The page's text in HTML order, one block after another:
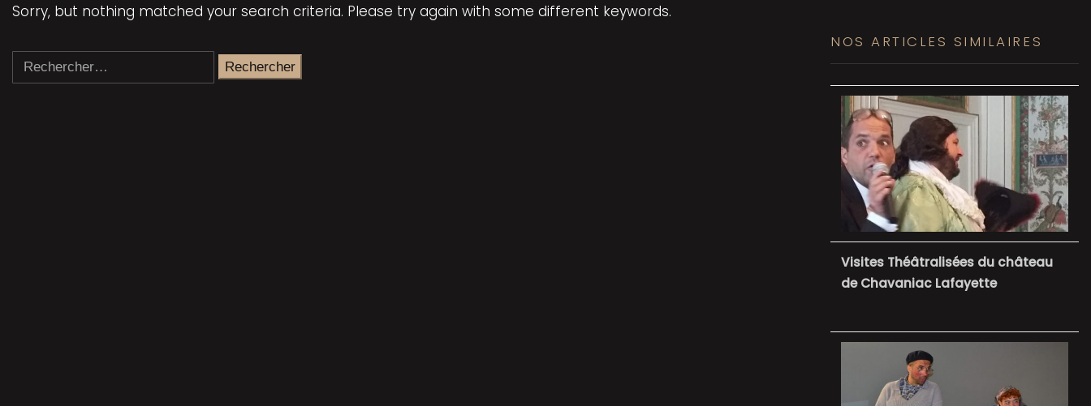
Sorry, but nothing matched your search criteria. Please try again with some different keywords.
Rechercher :
NOS ARTICLES SIMILAIRES
Visites Théâtralisées du château
de Chavaniac Lafayette